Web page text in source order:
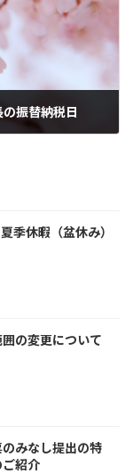
振替納税日
季休暇（盆休み）
の変更について
みなし提出の特
紹介